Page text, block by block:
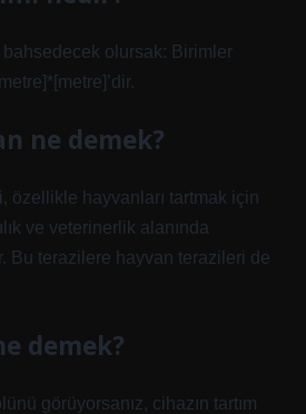
olursak: Birimler
ne demek?
özellikle hayvanları tartmak için
ve veterinerlik alanında
Bu terazilere hayvan terazileri de
demek?
görüyorsanız, cihazın tartım